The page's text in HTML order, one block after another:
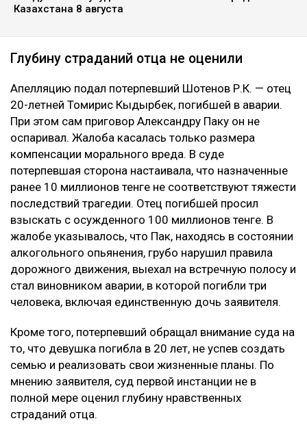
Казахстана 8 августа
Глубину страданий отца не оценили
Апелляцию подал потерпевший Шотенов Р.К. — отец
20-летней Томирис Кыдырбек, погибшей в аварии.
При этом сам приговор Александру Паку он не
оспаривал. Жалоба касалась только размера
компенсации морального вреда. В суде
потерпевшая сторона настаивала, что назначенные
ранее 10 миллионов тенге не соответствуют тяжести
последствий трагедии. Отец погибшей просил
взыскать с осужденного 100 миллионов тенге. В
жалобе указывалось, что Пак, находясь в состоянии
алкогольного опьянения, грубо нарушил правила
дорожного движения, выехал на встречную полосу и
стал виновником аварии, в которой погибли три
человека, включая единственную дочь заявителя.
Кроме того, потерпевший обращал внимание суда на
то, что девушка погибла в 20 лет, не успев создать
семью и реализовать свои жизненные планы. По
мнению заявителя, суд первой инстанции не в
полной мере оценил глубину нравственных
страданий отца.